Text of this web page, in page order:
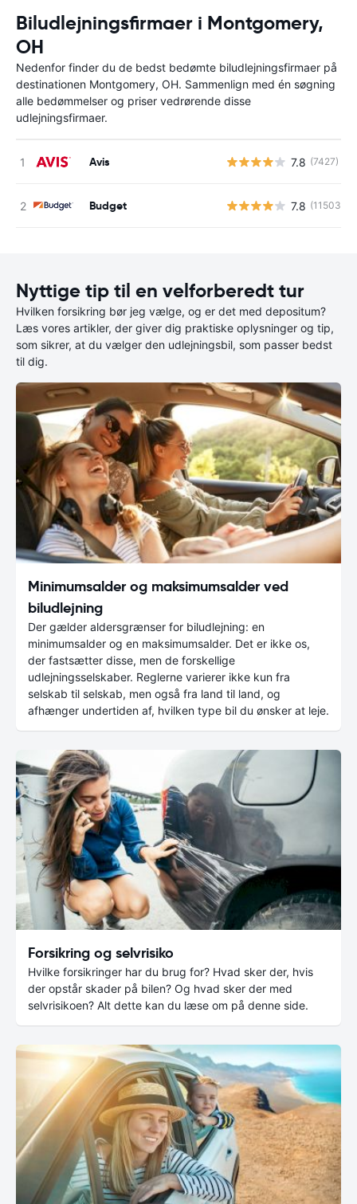
Biludlejningsfirmaer i Montgomery,
OH
Nedenfor finder du de bedst bedømte biludlejningsfirmaer på
destinationen Montgomery, OH. Sammenlign med én søgning
alle bedømmelser og priser vedrørende disse
udlejningsfirmaer.
Avis 7.8 (7427)
Budget 7.8 (11503)
Nyttige tip til en velforberedt tur
Hvilken forsikring bør jeg vælge, og er det med depositum?
Læs vores artikler, der giver dig praktiske oplysninger og tip,
som sikrer, at du vælger den udlejningsbil, som passer bedst
til dig.
Minimumsalder og maksimumsalder ved
biludlejning
Der gælder aldersgrænser for biludlejning: en
minimumsalder og en maksimumsalder. Det er ikke os,
der fastsætter disse, men de forskellige
udlejningsselskaber. Reglerne varierer ikke kun fra
selskab til selskab, men også fra land til land, og
afhænger undertiden af, hvilken type bil du ønsker at leje.
Forsikring og selvrisiko
Hvilke forsikringer har du brug for? Hvad sker der, hvis
der opstår skader på bilen? Og hvad sker der med
selvrisikoen? Alt dette kan du læse om på denne side.